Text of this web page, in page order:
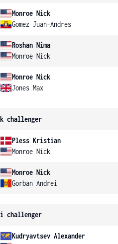
Monroe Nick
Gomez Juan-Andres
Roshan Nima
Monroe Nick
Monroe Nick
Jones Max
challenger
Pless Kristian
Monroe Nick
Monroe Nick
Gorban Andrei
challenger
Kudryavtsev Alexander